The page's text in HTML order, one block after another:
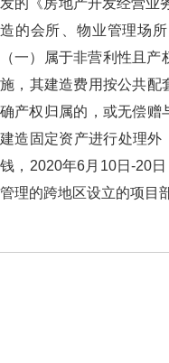
发的《房地产开发经营业
造的会所、物业管理场所
（一）属于非营利性且产权
施，其建造费用按公共配
确产权归属的，或无偿
建造固定资产进行处理外
钱，2020年6月10日-20
管理的跨地区设立的项目部